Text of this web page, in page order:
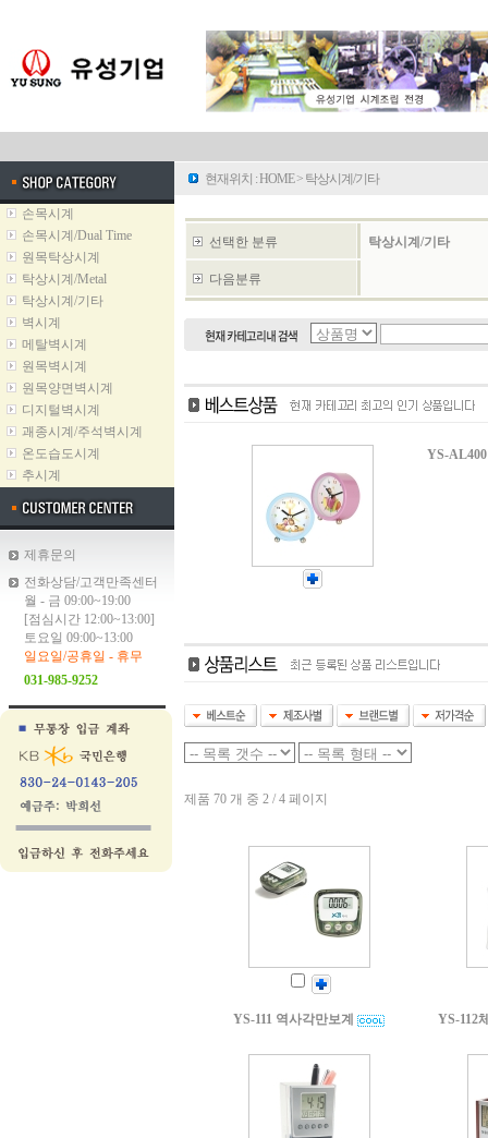
손목시계
손목시계/Dual Time
원목탁상시계
탁상시계/Metal
탁상시계/기타
벽시계
메탈벽시계
원목벽시계
원목양면벽시계
디지털벽시계
괘종시계/주석벽시계
온도습도시계
추시계
제휴문의
전화상담/고객만족센터
월 - 금 09:00~19:00
[점심시간 12:00~13:00]
토요일 09:00~13:00
일요일/공휴일 - 휴무
031-985-9252
현재위치 :HOME > 탁상시계/기타
선택한 분류 탁상시계/기타
다음분류
YS-AL400
제품 70 개 중 2 / 4 페이지
YS-111 역사각만보계 YS-112